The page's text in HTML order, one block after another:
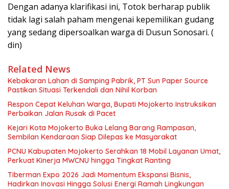
Dengan adanya klarifikasi ini, Totok berharap publik
tidak lagi salah paham mengenai kepemilikan gudang
yang sedang dipersoalkan warga di Dusun Sonosari. (
din)
Related News
Kebakaran Lahan di Samping Pabrik, PT Sun Paper Source
Pastikan Situasi Terkendali dan Nihil Korban
Respon Cepat Keluhan Warga, Bupati Mojokerto Instruksikan
Perbaikan Jalan Rusak di Pacet
Kejari Kota Mojokerto Buka Lelang Barang Rampasan,
Sembilan Kendaraan Siap Dilepas ke Masyarakat
PCNU Kabupaten Mojokerto Serahkan 18 Mobil Layanan Umat,
Perkuat Kinerja MWCNU hingga Tingkat Ranting
Tiberman Expo 2026 Jadi Momentum Ekspansi Bisnis,
Hadirkan Inovasi Hingga Solusi Energi Ramah Lingkungan